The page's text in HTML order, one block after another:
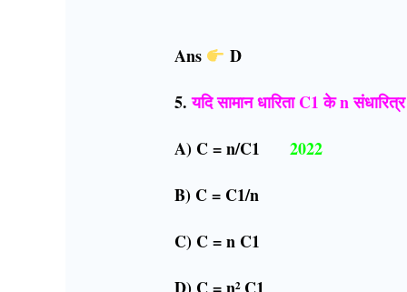
Ans
D
5.यदि सामान धारिता C1 के n
A) C = n/C12022
B) C = C1/n
C) C = n C1